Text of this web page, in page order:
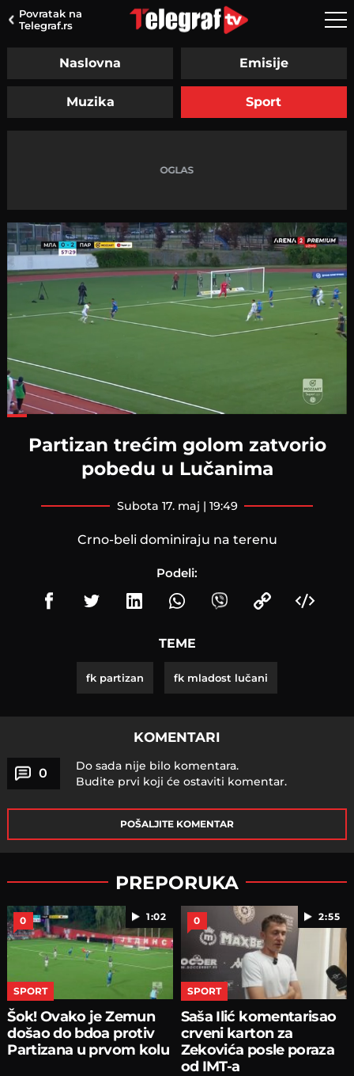
Povratak na
Telegraf.rs
Naslovna Emisije
Muzika Sport
Partizan trećim golom zatvorio
pobedu u Lučanima
subota 17. maj | 19:49
Crno-beli dominiraju na terenu
Podeli:
TEME
fk partizan fk mladost lučani
KOMENTARI
0
Do sada nije bilo komentara.
Budite prvi koji će ostaviti komentar.
POŠALJITE KOMENTAR
PREPORUKA
1:02
0
SPORT
Šok! Ovako je Zemun
došao do bdoa protiv
Partizana u prvom kolu
2:55
0
SPORT
Saša Ilić komentarisao
crveni karton za
Zekovića posle poraza
od IMT-a